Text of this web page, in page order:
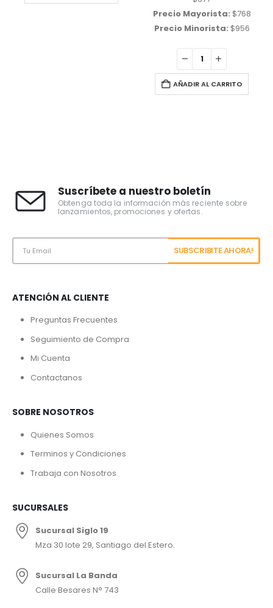
Precio Mayorista: $768
Precio Minorista: $956
AÑADIR AL CARRITO
Suscríbete a nuestro boletín
Obtenga toda la información más reciente sobre
lanzamientos, promociones y ofertas.
ATENCIÓN AL CLIENTE
Preguntas Frecuentes
Seguimiento de Compra
Mi Cuenta
Contactanos
SOBRE NOSOTROS
Quienes Somos
Terminos y Condiciones
Trabaja con Nosotros
SUCURSALES
Sucursal Siglo 19
Mza 30 lote 29, Santiago del Estero.
Sucursal La Banda
Calle Besares N° 743